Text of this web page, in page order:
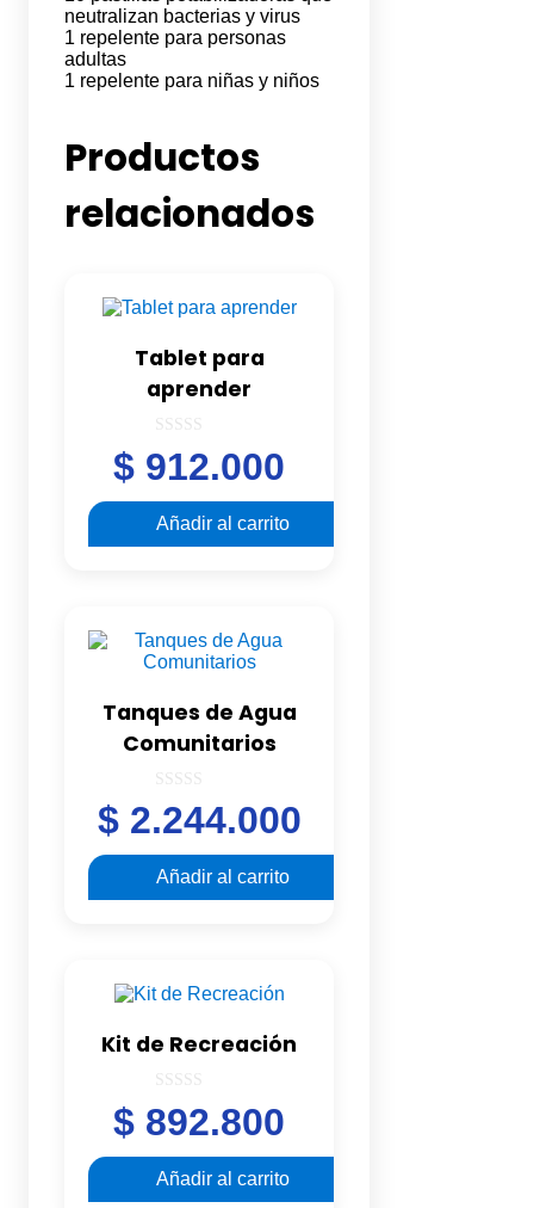
neutralizan bacterias y virus
1 repelente para personas
adultas
1 repelente para niñas y niños
Productos
relacionados
Tablet para
aprender
out
of
$ 912.000
Añadir al carrito
Tanques de Agua
Comunitarios
out
of
$2.244.000
Añadir al carrito
Kit de Recreación
0
out
of
$ 892.800
Añadir al carrito